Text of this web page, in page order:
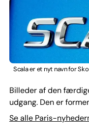
Scala er et nyt navn for
Billeder af den
udgang. Den er
Se alle Paris-